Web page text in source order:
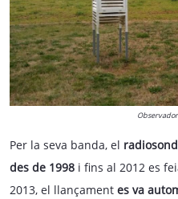
Per la seva banda, el
des de 1998 i fins al 2012 es
2013, el llançament es va